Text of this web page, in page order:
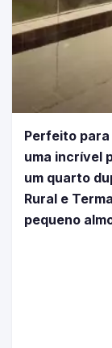
Perfeito
uma incrível
um quarto
Rural e
pequeno